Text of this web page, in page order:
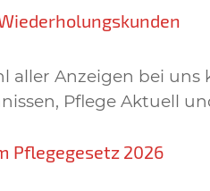
aller Anzeigen bei
Pflege Aktuell
Pflegegesetz 2026